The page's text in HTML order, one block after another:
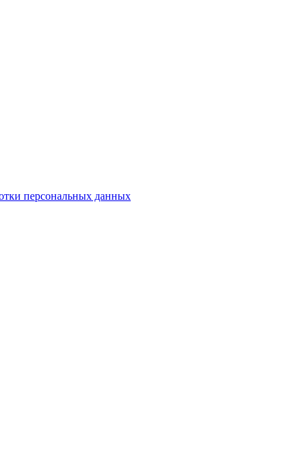
персональных данных